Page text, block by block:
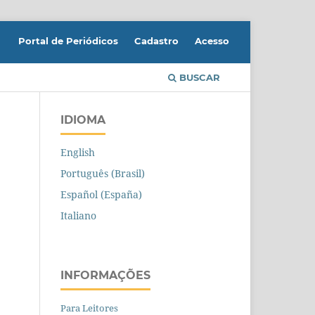
BUSCAR
Portal de Periódicos Cadastro Acesso
IDIOMA
English
Português (Brasil)
Español (España)
Italiano
INFORMAÇÕES
Para Leitores